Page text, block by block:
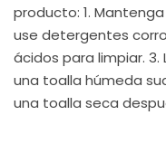
producto: 1.
use detergentes
ácidos para limpiar.
una toalla húmeda
una toalla seca